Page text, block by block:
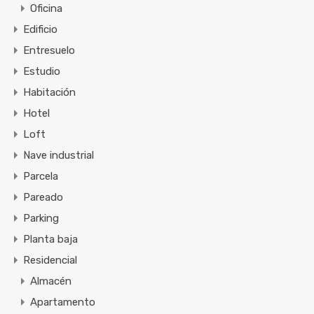
Oficina
Edificio
Entresuelo
Estudio
Habitación
Hotel
Loft
Nave industrial
Parcela
Pareado
Parking
Planta baja
Residencial
Almacén
Apartamento